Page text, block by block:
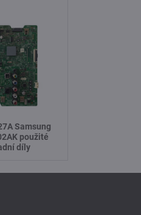
Samsung
použité
díly